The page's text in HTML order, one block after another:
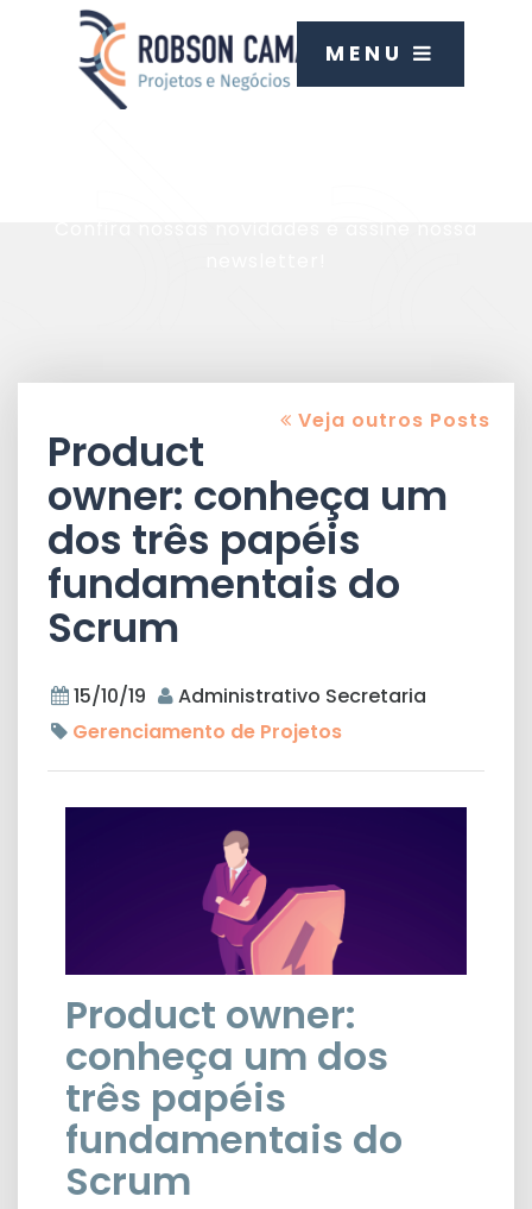
MENU
Veja outros Posts
Product
owner: conheça um
dos três papéis
fundamentais do
Scrum
15/10/19
Administrativo Secretaria
Gerenciamento de Projetos
Product owner:
conheça um dos
três papéis
fundamentais do
Scrum